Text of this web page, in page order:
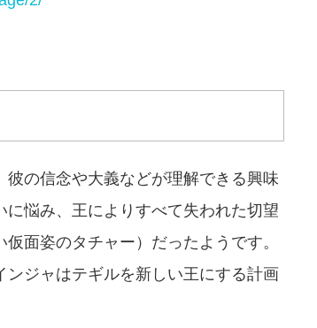
の信念や大義などが理解できる興味
悩み、王によりすべて失われた切望
面姿のタチャー）だったようです。
ジャはテギルを新しい王にする計画